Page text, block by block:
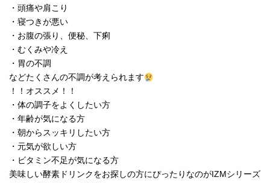
・頭痛や肩こり
・寝つきが悪い
・お腹の張り、便秘、下痢
・むくみや冷え
・胃の不調
などたくさんの不調が考えられます
！！オススメ！！
・体の調子をよくしたい方
・年齢が気になる方
・朝からスッキリしたい方
・元気が欲しい方
・ビタミン不足が気になる方
美味しい酵素ドリンクをお探しの方にぴったりなのがIZMシリーズ